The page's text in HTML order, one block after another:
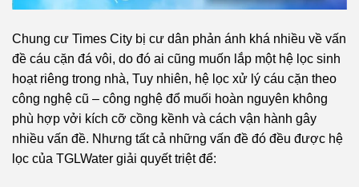
Chung cư Times City bị cư dân phản ánh khá nhiều về vấn
đề cáu cặn đá vôi, do đó ai cũng muốn lắp một hệ lọc sinh
hoạt riêng trong nhà, Tuy nhiên, hệ lọc xử lý cáu cặn theo
công nghệ cũ – công nghệ đổ muối hoàn nguyên không
phù hợp vởi kích cỡ cồng kềnh và cách vận hành gây
nhiều vấn đề. Nhưng tất cả những vấn đề đó đều được hệ
lọc của TGLWater giải quyết triệt để: